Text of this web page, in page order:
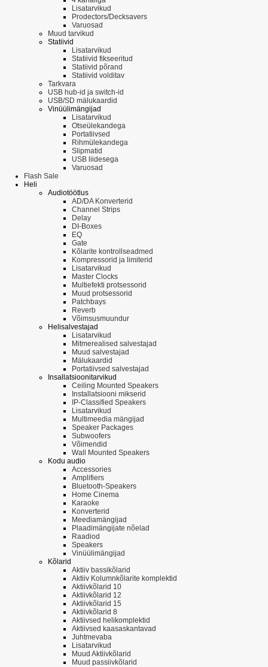
Lisatarvikud
Prodectors/Decksavers
Varuosad
Muud tarvikud
Statiivid
Lisatarvikud
Statiivid fikseeritud
Statiivid põrand
Statiivid volditav
Tarkvara
USB hub-id ja switch-id
USB/SD mälukaardid
Vinüülimängijad
Lisatarvikud
Otseülekandega
Portatiivsed
Rihmülekandega
Slipmatid
USB liidesega
Varuosad
Flash Sale
Heli
Audiotöötlus
AD/DA Konverterid
Channel Strips
Delay
DI-Boxes
EQ
Gate
Kõlarite kontrollseadmed
Kompressorid ja limiterid
Lisatarvikud
Master Clocks
Multiefekti protsessorid
Muud protsessorid
Patchbays
Reverb
Võimsusmuundur
Helisalvestajad
Lisatarvikud
Mitmerealised salvestajad
Muud salvestajad
Mälukaardid
Portatiivsed salvestajad
Insallatsioonitarvikud
Ceiling Mounted Speakers
Installatsiooni mikserid
IP-Classified Speakers
Lisatarvikud
Multimeedia mängijad
Speaker Packages
Subwoofers
Võimendid
Wall Mounted Speakers
Kodu audio
Accessories
Amplifiers
Bluetooth-Speakers
Home Cinema
Karaoke
Konverterid
Meediamängijad
Plaadimängijate nõelad
Raadiod
Speakers
Vinüülimängijad
Kõlarid
Aktiiv bassikõlarid
Aktiiv Kolumnkõlarite komplektid
Aktiivkõlarid 10
Aktiivkõlarid 12
Aktiivkõlarid 15
Aktiivkõlarid 8
Aktiivsed helikomplektid
Aktiivsed kaasaskantavad
Juhtmevaba
Lisatarvikud
Muud Aktiivkõlarid
Muud passiivkõlarid